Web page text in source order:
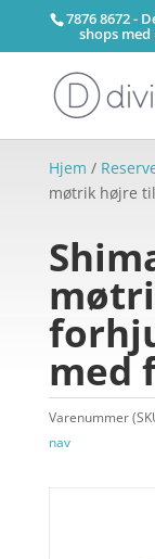
7876 8672 -
shops
Hjem /
møtrik højre
med
Varenummer
nav